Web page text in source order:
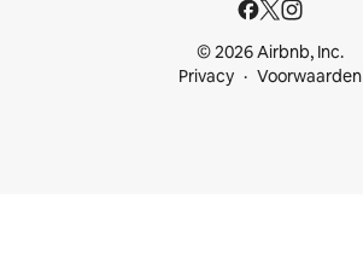
© 2026 Airbnb, Inc.
Privacy
Voorwaarden